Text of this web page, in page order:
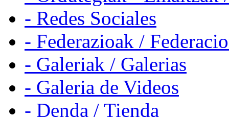
- Redes Sociales
- Federazioak /
- Galeriak / Galerias
- Galeria de Videos
- Denda / Tienda